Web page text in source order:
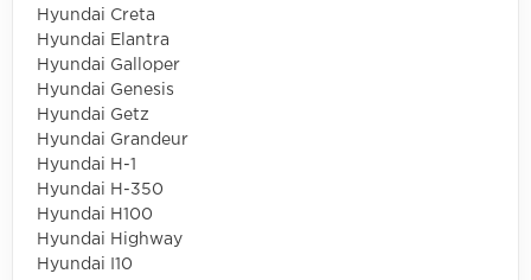
Hyundai Creta
Hyundai Elantra
Hyundai Galloper
Hyundai Genesis
Hyundai Getz
Hyundai Grandeur
Hyundai H-1
Hyundai H-350
Hyundai H100
Hyundai Highway
Hyundai I10